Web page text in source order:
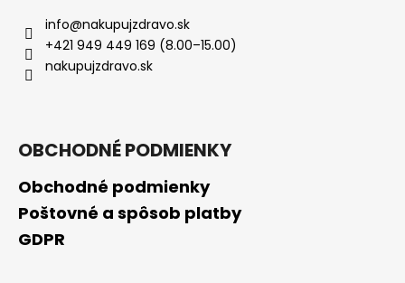
info@nakupujzdravo.sk
+421 949 449 169 (8.00–15.00)
nakupujzdravo.sk
OBCHODNÉ PODMIENKY
Obchodné podmienky
Poštovné a spôsob platby
GDPR